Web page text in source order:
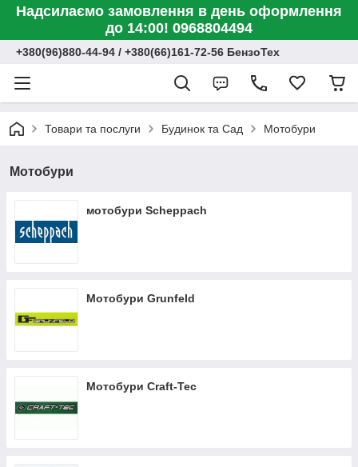
Надсилаємо замовлення в день оформлення
до 14:00! 0968804494
+380(96)880-44-94 / +380(66)161-72-56 БензоТех
Товари та послуги Будинок та Сад Мотобури
Мотобури
мотобури Scheppach
Мотобури Grunfeld
Мотобури Craft-Tec